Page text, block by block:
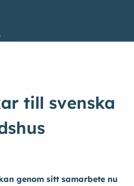
Kundcase
till svenska
genom sitt samarbete nu